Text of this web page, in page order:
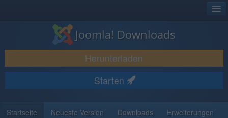
DOWNLOAD & ERWEITERN
ENTDECKEN & LERNEN
COMMUNITY & SUPPORT
RESSOURCEN FÜR ENTWICKLER
Joomla! Downloads
Herunterladen
Starten
Startseite Neueste Version Downloads Erweiterungen